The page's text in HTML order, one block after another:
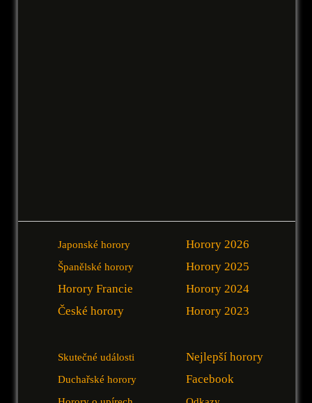
Japonské horory
Španělské horory
Horory Francie
České horory
Horory 2026
Horory 2025
Horory 2024
Horory 2023
Skutečné události
Duchařské horory
Nejlepší horory
Facebook